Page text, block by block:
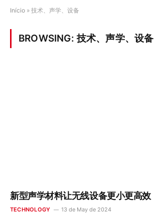
Início » 技术、声学、设备
BROWSING:技术、声学、设备
新型声学材料让无线设备更小更高效
TECHNOLOGY 13 de May de 2024